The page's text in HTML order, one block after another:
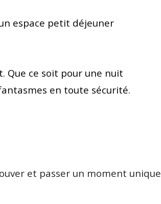
espace petit déjeuner
Que ce soit pour une nuit
en toute sécurité.
et passer un moment unique